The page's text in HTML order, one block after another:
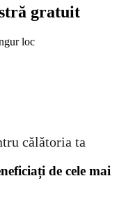
gratuit
loc
călătoria ta
de cele mai